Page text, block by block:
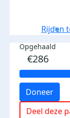
Rijden
Opgehaald
€286
Doneer
Deel deze